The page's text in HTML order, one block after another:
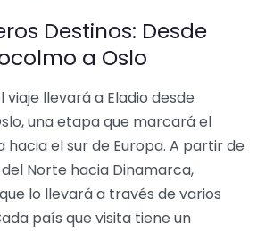
Destinos: Desde
a Oslo
llevará a Eladio desde
una etapa que marcará el
hacia el sur de Europa. A partir de
Norte hacia Dinamarca,
lo llevará a través de varios
país que visita tiene un